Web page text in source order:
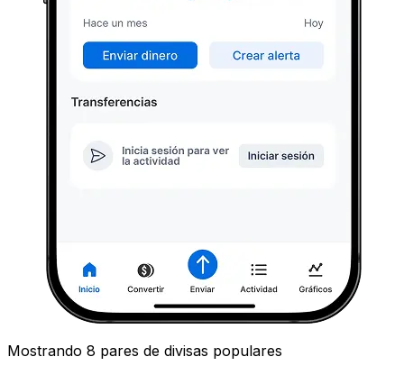
Mostrando 8 pares de divisas populares